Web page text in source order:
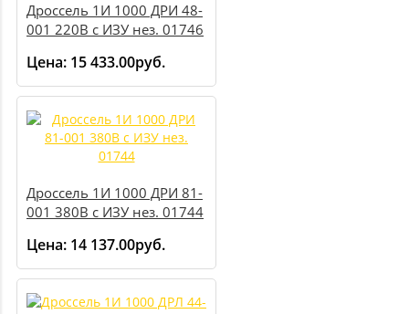
Дроссель 1И 1000 ДРИ 48-
001 220В с ИЗУ нез. 01746
Цена: 15 433.00руб.
Дроссель 1И 1000 ДРИ 81-
001 380В с ИЗУ нез. 01744
Цена: 14 137.00руб.